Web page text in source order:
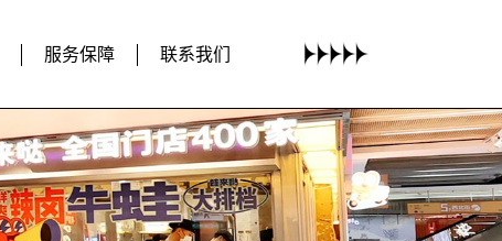
服务保障 联系我们